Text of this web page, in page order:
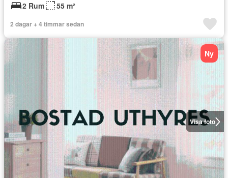
2 Rum
55 m²
2 dagar + 4 timmar sedan
Visa foto
Ny